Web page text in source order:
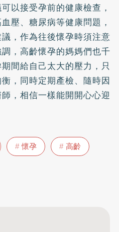
以接受孕前的健康檢查，
壓、糖尿病等健康問題，
，作為往後懷孕時須注意
，高齡懷孕的媽媽們也千
間給自己太大的壓力，只
，同時定期產檢、隨時因
，相信一樣能開開心心迎
懷孕
高齡